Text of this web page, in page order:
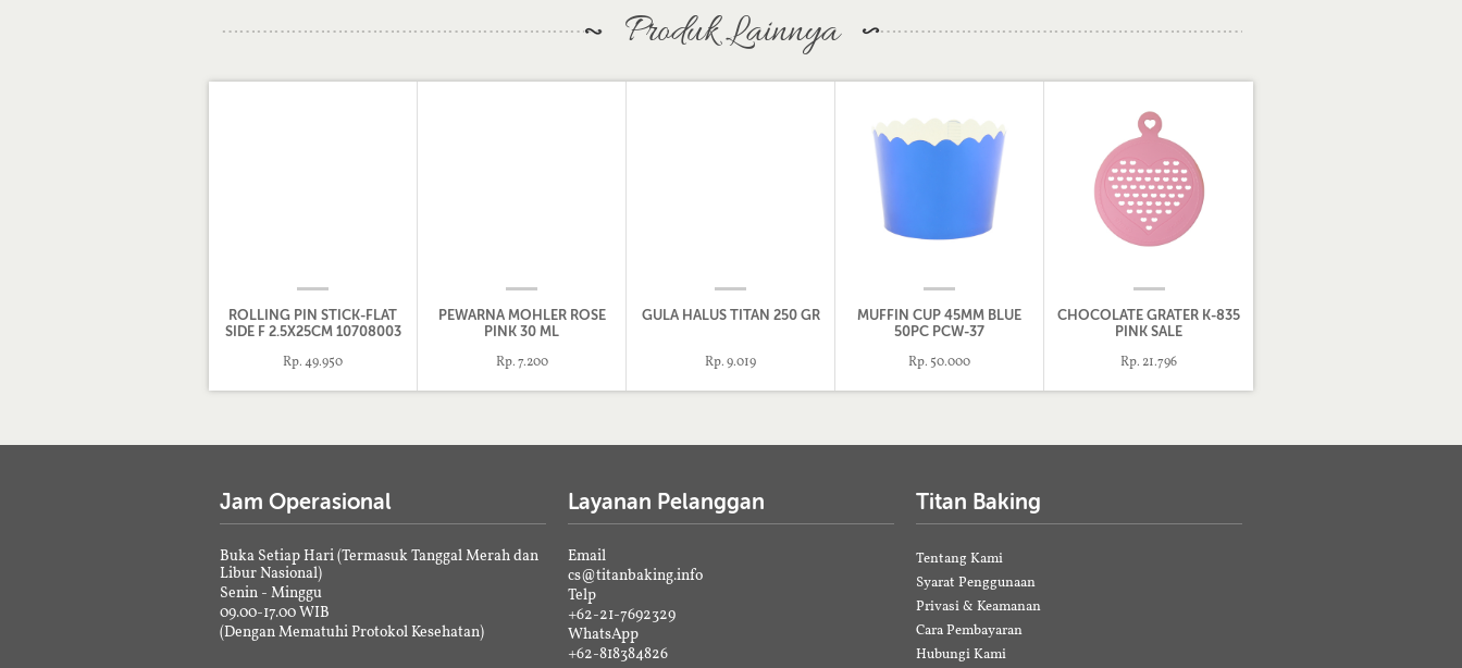
Produk Lainnya
ROLLING PIN STICK-FLAT
SIDE F 2.5X25CM 10708003
Rp. 49.950
PEWARNA MOHLER ROSE
PINK 30 ML
Rp. 7.200
GULA HALUS TITAN 250 GR
Rp. 9.019
MUFFIN CUP 45MM BLUE
50PC PCW-37
Rp. 50.000
CHOCOLATE GRATER K-835
PINK SALE
Rp. 21.796
Jam Operasional
Buka Setiap Hari (Termasuk Tanggal Merah dan
Libur Nasional)
Senin - Minggu
09.00-17.00 WIB
(Dengan Mematuhi Protokol Kesehatan)
Layanan Pelanggan
Email
cs@titanbaking.info
Telp
+62-21-7692329
WhatsApp
+62-818384826
Titan Baking
Tentang Kami
Syarat Penggunaan
Privasi & Keamanan
Cara Pembayaran
Hubungi Kami